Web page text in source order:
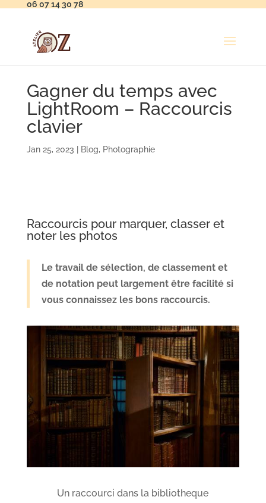
06 07 14 30 78
Gagner du temps avec
LightRoom – Raccourcis
clavier
Jan 25, 2023 Blog, Photographie
Raccourcis pour marquer, classer et
noter les photos
Le travail de sélection, de classement et
de notation peut largement être facilité si
vous connaissez les bons raccourcis.
Un raccourci dans la bibliotheque